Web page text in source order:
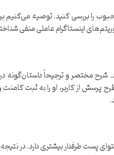
اینستاگرام عاملی منفی
و ترجیحاً داستان‌گونه در
از کاربر، او را به ثبت
پست طرفدار بیشتری دارد. در